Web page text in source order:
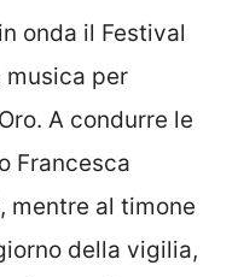
onda il Festival
per
A condurre le
Francesca
mentre al timone
della vigilia,